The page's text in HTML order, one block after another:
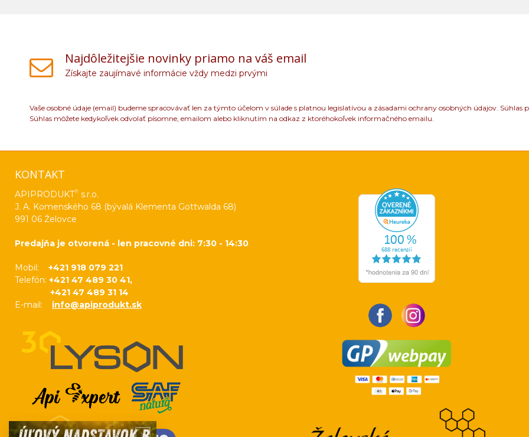
Najdôležitejšie novinky priamo na váš email
Získajte zaujímavé informácie vždy medzi prvými
Vaše osobné údaje (email) budeme spracovávať len za týmto účelom v súlade s platnou legislatívou a zásadami ochrany osobných údajov.
Súhlas môžete kedykoľvek odvolať písomne, emailom alebo kliknutím na odkaz z ktoréhokoľvek informačného emailu.
KONTAKT
APIPRODUKT® s.r.o.
J. A. Komenského 68 (bývalá Klementa Gottwalda 68)
991 06 Želovce
Predajňa je otvorená - len pracovné dni: 7:30 - 14:30
Mobil: +421 918 079 221
Telefón: +421 47 489 30 41,
+421 47 489 31 14
E-mail: info@apiprodukt.sk